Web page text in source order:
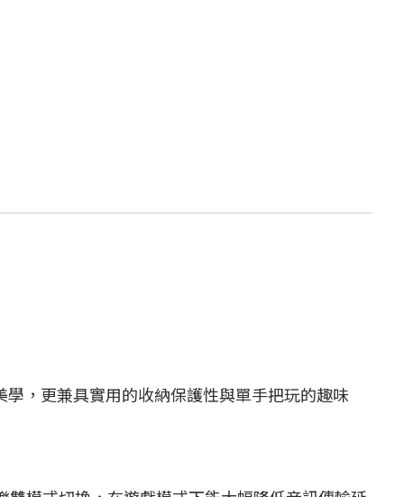
，更兼具實用的收納保護性與單手把玩的趣味